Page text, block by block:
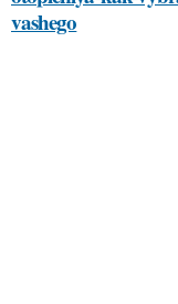
vashego